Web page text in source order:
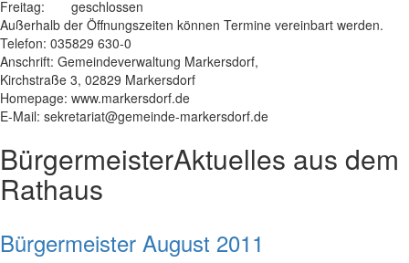
Freitag:
geschlossen
Außerhalb der Öffnungszeiten können Termine vereinbart werden.
Telefon: 035829 630-0
Anschrift: Gemeindeverwaltung Markersdorf,
Kirchstraße 3, 02829 Markersdorf
Homepage: www.markersdorf.de
E-Mail: sekretariat@gemeinde-markersdorf.de
BürgermeisterAktuelles aus dem
Rathaus
Bürgermeister August 2011